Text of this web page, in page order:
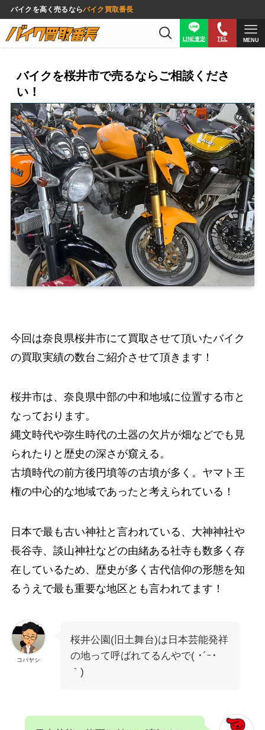
バイクを高く売るならバイク買取番長
LINE査定 TEL MENU
バイクを桜井市で売るならご相談くださ
い！
今回は奈良県桜井市にて買取させて頂いたバイク
の買取実績の数台ご紹介させて頂きます！
桜井市は、奈良県中部の中和地域に位置する市と
なっております。
縄文時代や弥生時代の土器の欠片が畑などでも見
られたりと歴史の深さが窺える。
古墳時代の前方後円墳等の古墳が多く。ヤマト王
権の中心的な地域であったと考えられている！
日本で最も古い神社と言われている、大神神社や
長谷寺、談山神社などの由緒ある社寺も数多く存
在しているため、歴史が多く古代信仰の形態を知
るうえで最も重要な地区とも言われてます！
コバヤシ
桜井公園(旧土舞台)は日本芸能発祥
の地って呼ばれてるんやで( ･´ｰ･
｀)